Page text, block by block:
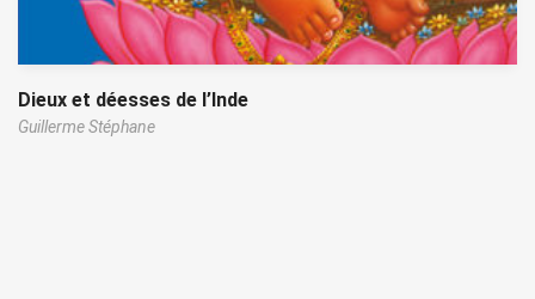
Dieux et déesses de l’Inde
Guillerme Stéphane